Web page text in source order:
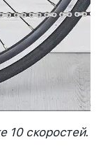
10 скоростей.